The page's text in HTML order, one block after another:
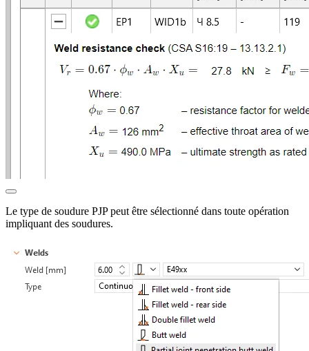
Le type de soudure PJP peut être sélectionné dans toute opération
impliquant des soudures.